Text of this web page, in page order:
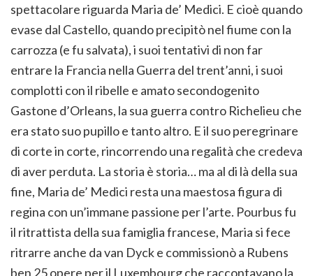
spettacolare riguarda Maria de’ Medici. E cioè quando
evase dal Castello, quando precipitò nel fiume con la
carrozza (e fu salvata), i suoi tentativi di non far
entrare la Francia nella Guerra del trent’anni, i suoi
complotti con il ribelle e amato secondogenito
Gastone d’Orleans, la sua guerra contro Richelieu che
era stato suo pupillo e tanto altro. E il suo peregrinare
di corte in corte, rincorrendo una regalità che credeva
di aver perduta. La storia è storia… ma al di là della sua
fine, Maria de’ Medici resta una maestosa figura di
regina con un’immane passione per l’arte. Pourbus fu
il ritrattista della sua famiglia francese, Maria si fece
ritrarre anche da van Dyck e commissionò a Rubens
ben 25 opere per il Luxembourg che raccontavano la